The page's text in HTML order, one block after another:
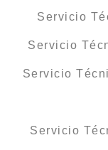
Servicio
Servicio
Servicio
Servicio